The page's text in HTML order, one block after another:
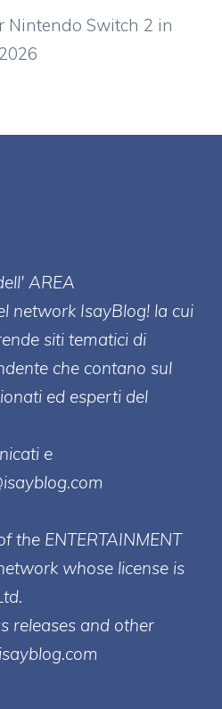
Nintendo Switch 2 in
AREA
network IsayBlog! la cui
siti tematici di
che contano sul
ed esperti del
e
the ENTERTAINMENT
whose license is
releases and other